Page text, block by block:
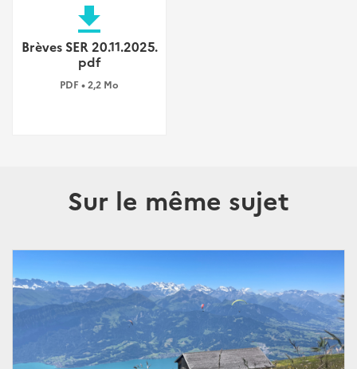
file_download
Brèves SER 20.11.2025.
pdf
PDF • 2,2 Mo
Sur le même sujet